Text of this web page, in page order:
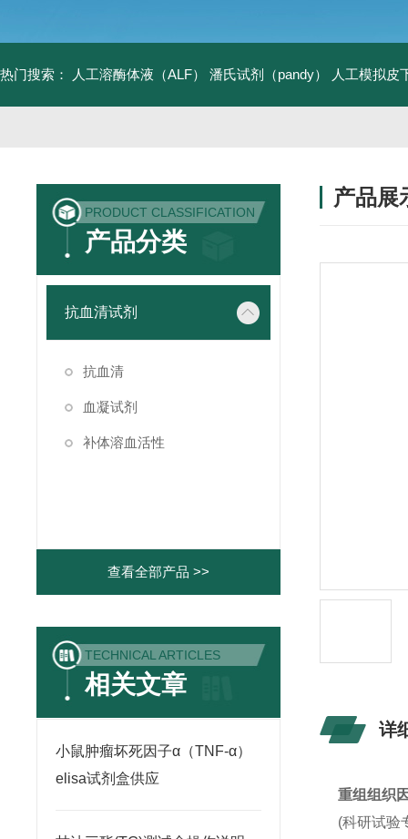
热门搜索： 人工溶酶体液（ALF） 潘氏试剂（pandy） 人工模拟皮
PRODUCT CLASSIFICATION
产品分类
抗血清试剂
抗血清
血凝试剂
补体溶血活性
查看全部产品 >>
TECHNICAL ARTICLES
相关文章
小鼠肿瘤坏死因子α（TNF-α）
elisa试剂盒供应
产品展
详
重组组织
(科研试验